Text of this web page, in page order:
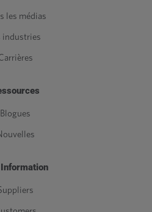
les médias
industries
Blogues